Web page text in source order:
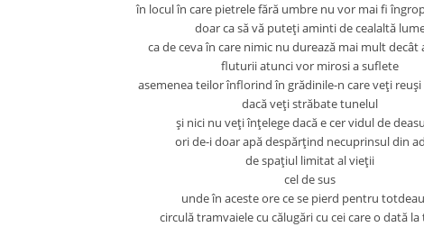
în locul în care pietrele fără umbre nu vor mai fi
doar ca să vă puteţi aminti de cealaltă
ca de ceva în care nimic nu durează mai mult decât
fluturii atunci vor mirosi a suflete
asemenea teilor înflorind în grădinile-n care veţi reuşi
dacă veţi străbate tunelul
şi nici nu veţi înţelege dacă e cer vidul de
ori de-i doar apă despărţind necuprinsul din
de spaţiul limitat al vieţii
cel de sus
unde în aceste ore ce se pierd pentru
circulă tramvaiele cu călugări cu cei care o dată la